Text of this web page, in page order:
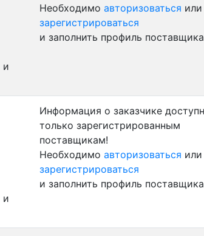
и
Необходимо авторизоваться или
зарегистрироваться
и заполнить профиль
и
Информация о заказчике
только зарегистрированным
поставщикам!
Необходимо авторизоваться или
зарегистрироваться
и заполнить профиль